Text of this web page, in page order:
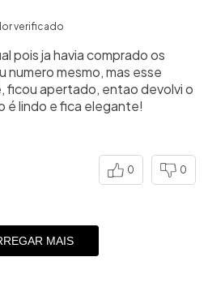
verificado
pois ja havia comprado os
numero mesmo, mas esse
ficou apertado, entao devolvi o
é lindo e fica elegante!
0 0
MAIS